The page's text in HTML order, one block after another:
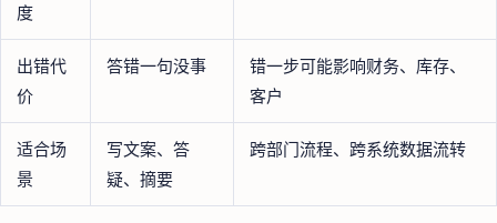
度
出错代
价
答错一句没事
错一步可能影响财务、库存、
客户
适合场
景
写文案、答
疑、摘要
跨部门流程、跨系统数据流转